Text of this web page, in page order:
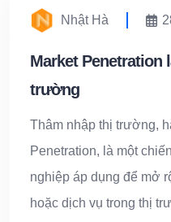
Nhật Hà
Market Penetration
trường
Thâm nhập thị trường,
Penetration, là một
nghiệp áp dụng để mở
hoặc dịch vụ trong thị